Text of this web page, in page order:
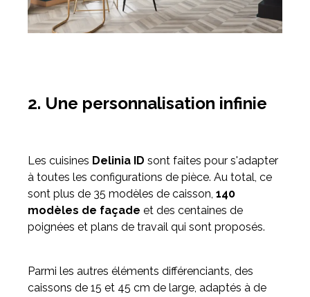
2. Une personnalisation infinie
Les cuisines Delinia ID sont faites pour s'adapter
à toutes les configurations de pièce. Au total, ce
sont plus de 35 modèles de caisson, 140
modèles de façade et des centaines de
poignées et plans de travail qui sont proposés.
Parmi les autres éléments différenciants, des
caissons de 15 et 45 cm de large, adaptés à de